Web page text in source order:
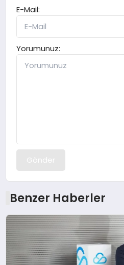
E-Mail:
Yorumunuz:
Gönder
Benzer Haberler